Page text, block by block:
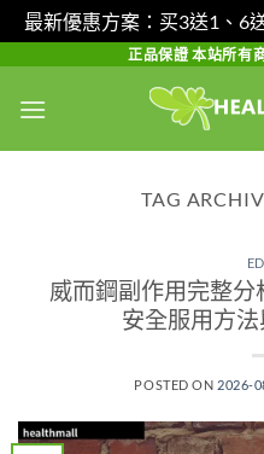
最新優惠方案：买3送1、6
content
正品保證 本站所有
TAG
威而鋼副作用完整分
安全服用方
POSTED ON 2026-